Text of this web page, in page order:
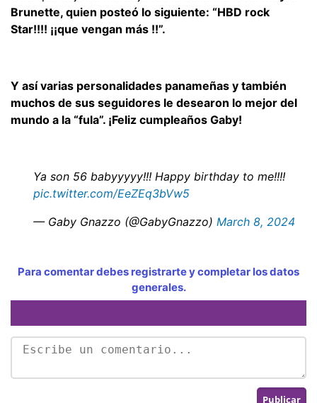
Brunette, quien posteó lo siguiente: “HBD rock
Star!!!! ¡¡que vengan más !!”.
Y así varias personalidades panameñas y también
muchos de sus seguidores le desearon lo mejor del
mundo a la “fula”. ¡Feliz cumpleaños Gaby!
Ya son 56 babyyyyy!!! Happy birthday to me!!!!
pic.twitter.com/EeZEq3bVw5
— Gaby Gnazzo (@GabyGnazzo) March 8, 2024
Para comentar debes registrarte y completar los datos
generales.